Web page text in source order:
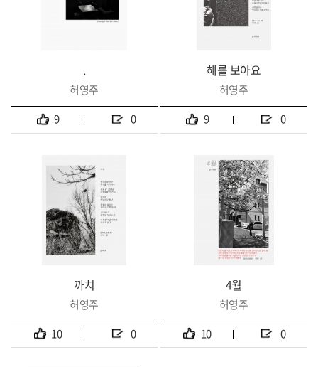
.
허영주
9
0
해를 보아요
허영주
9
0
까치
허영주
10
0
4월
허영주
10
0